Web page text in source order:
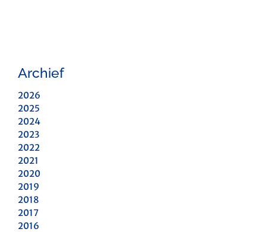
Archief
2026
2025
2024
2023
2022
2021
2020
2019
2018
2017
2016